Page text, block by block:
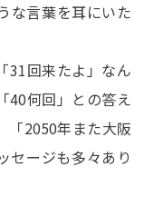
な言葉を耳にいた
31回来たよ」なん
40何回」との答え
「2050年また大阪
セージも多々あり